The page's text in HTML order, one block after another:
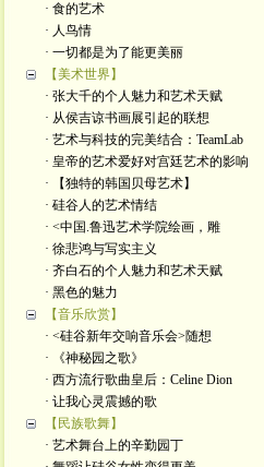
· 食的艺术
· 人鸟情
· 一切都是为了能更美丽
【美术世界】
· 张大千的个人魅力和艺术天赋
· 从侯吉谅书画展引起的联想
· 艺术与科技的完美结合：TeamLab
· 皇帝的艺术爱好对宫廷艺术的影响
· 【独特的韩国贝母艺术】
· 硅谷人的艺术情结
· <中国.鲁迅艺术学院绘画，雕
· 徐悲鸿与写实主义
· 齐白石的个人魅力和艺术天赋
· 黑色的魅力
【音乐欣赏】
· <硅谷新年交响音乐会>随想
· 《神秘园之歌》
· 西方流行歌曲皇后：Celine Dion
· 让我心灵震撼的歌
【民族歌舞】
· 艺术舞台上的辛勤园丁